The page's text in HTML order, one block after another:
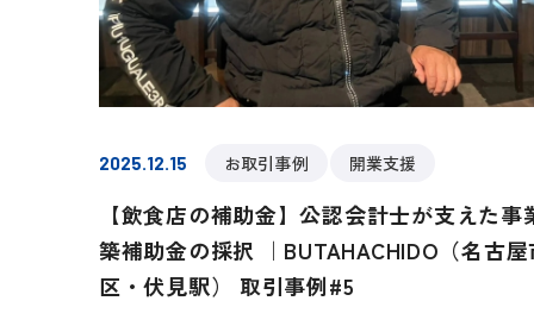
2025.12.15 お取引事例 開業支援
【飲食店の補助金】公認会計士が支えた事
築補助金の採択 ｜BUTAHACHIDO（名古屋
区・伏見駅） 取引事例#5